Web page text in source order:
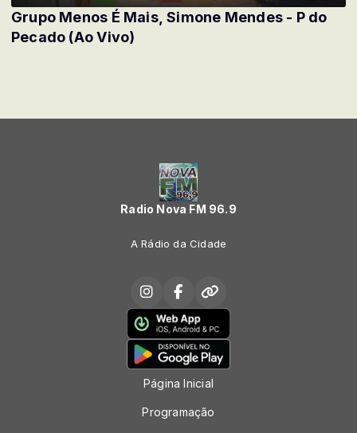
Grupo Menos É Mais, Simone Mendes - P do
Pecado (Ao Vivo)
Radio Nova FM 96.9
A Rádio da Cidade
Página Inicial
Programação